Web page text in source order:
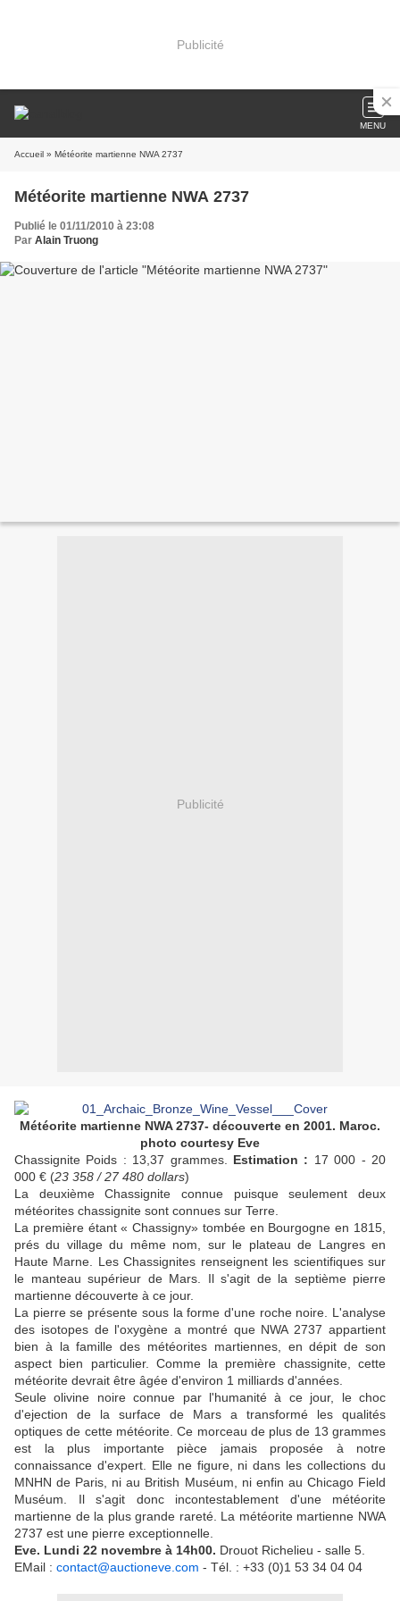
Publicité
MENU
Accueil » Météorite martienne NWA 2737
Météorite martienne NWA 2737
Publié le 01/11/2010 à 23:08
Par Alain Truong
Publicité
Météorite martienne NWA 2737- découverte en 2001. Maroc.
photo courtesy Eve
Chassignite Poids : 13,37 grammes. Estimation : 17 000 - 20
000 € (23 358 / 27 480 dollars)
La deuxième Chassignite connue puisque seulement deux
météorites chassignite sont connues sur Terre.
La première étant « Chassigny» tombée en Bourgogne en 1815,
prés du village du même nom, sur le plateau de Langres en
Haute Marne. Les Chassignites renseignent les scientifiques sur
le manteau supérieur de Mars. Il s'agit de la septième pierre
martienne découverte à ce jour.
La pierre se présente sous la forme d'une roche noire. L'analyse
des isotopes de l'oxygène a montré que NWA 2737 appartient
bien à la famille des météorites martiennes, en dépit de son
aspect bien particulier. Comme la première chassignite, cette
météorite devrait être âgée d'environ 1 milliards d'années.
Seule olivine noire connue par l'humanité à ce jour, le choc
d'ejection de la surface de Mars a transformé les qualités
optiques de cette météorite. Ce morceau de plus de 13 grammes
est la plus importante pièce jamais proposée à notre
connaissance d'expert. Elle ne figure, ni dans les collections du
MNHN de Paris, ni au British Muséum, ni enfin au Chicago Field
Muséum. Il s'agit donc incontestablement d'une météorite
martienne de la plus grande rareté. La météorite martienne NWA
2737 est une pierre exceptionnelle.
Eve. Lundi 22 novembre à 14h00. Drouot Richelieu - salle 5.
EMail : contact@auctioneve.com - Tél. : +33 (0)1 53 34 04 04